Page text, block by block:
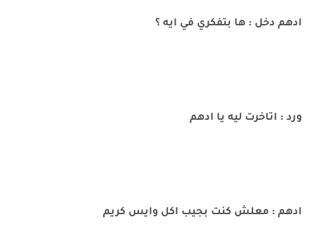
ادهم دخل : ها بتفكري في ايه ؟
ورد : اتاخرت ليه يا ادهم
ادهم : معلش كنت بجيب اكل وايس كريم